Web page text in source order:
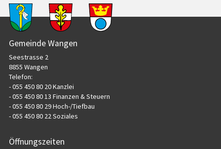
Footer
Gemeinde Wangen
Seestrasse 2
8855 Wangen
Telefon:
- 055 450 80 20 Kanzlei
- 055 450 80 13 Finanzen & Steuern
- 055 450 80 29 Hoch-/Tiefbau
- 055 450 80 22 Soziales
Öffnungszeiten